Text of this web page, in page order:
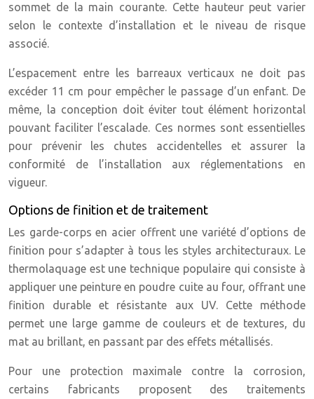
sommet de la main courante. Cette hauteur peut varier
selon le contexte d’installation et le niveau de risque
associé.
L’espacement entre les barreaux verticaux ne doit pas
excéder 11 cm pour empêcher le passage d’un enfant. De
même, la conception doit éviter tout élément horizontal
pouvant faciliter l’escalade. Ces normes sont essentielles
pour prévenir les chutes accidentelles et assurer la
conformité de l’installation aux réglementations en
vigueur.
Options de finition et de traitement
Les garde-corps en acier offrent une variété d’options de
finition pour s’adapter à tous les styles architecturaux. Le
thermolaquage est une technique populaire qui consiste à
appliquer une peinture en poudre cuite au four, offrant une
finition durable et résistante aux UV. Cette méthode
permet une large gamme de couleurs et de textures, du
mat au brillant, en passant par des effets métallisés.
Pour une protection maximale contre la corrosion,
certains fabricants proposent des traitements